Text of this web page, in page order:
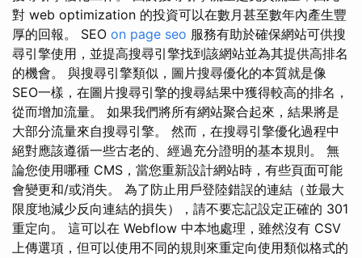
對 web optimization 的投資可以在數月甚至數年內產生豐
厚的回報。 SEO on page seo 服務有助於確保網站可供搜
尋引擎使用，並提高搜尋引擎找到該網站並為其提供高排名
的機會。 與搜尋引擎類似，圖片搜尋優化的本質就是像
SEO一樣，在圖片搜尋引擎的搜尋結果中獲得較高的排名，
從而增加流量。 如果我們將所有網站聚合起來，結果將是
大部分流量來自搜尋引擎。 然而，在搜尋引擎優化過程中
絕對應該遵循一些古老的、經過充分證明的基本規則。 無
論您使用哪種 CMS，當您重新設計網站時，有些頁面可能
會變更和/或消失。 為了防止用戶登陸錯誤的連結（並最大
限度地減少反向連結的損失），請不要忘記設定正確的 301
重定向。 這可以在 Webflow 中本地處理，雖然沒有 CSV
上傳選項，但可以使用不同的規則來重定向使用類似格式的